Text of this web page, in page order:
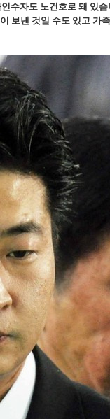
수자도 노건호로 돼 있
보낸 것일 수도 있고 가